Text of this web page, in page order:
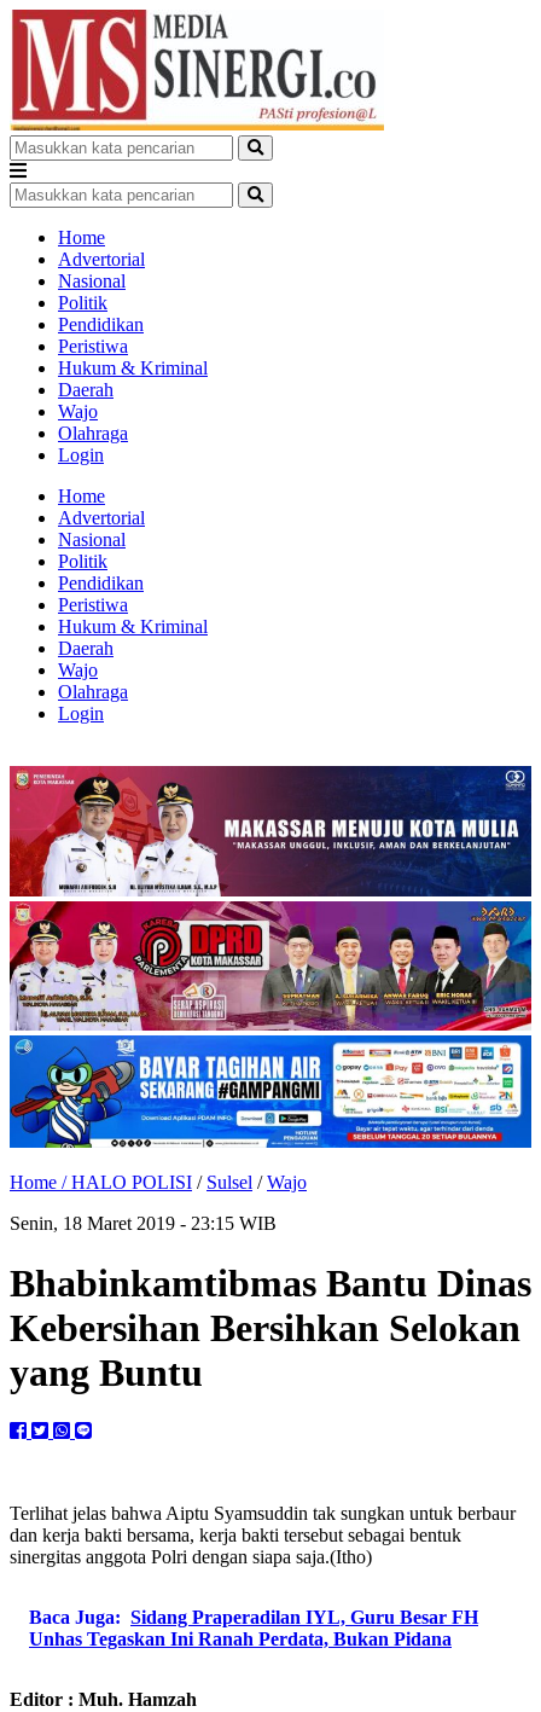
Home
Advertorial
Nasional
Politik
Pendidikan
Peristiwa
Hukum & Kriminal
Daerah
Wajo
Olahraga
Login
Home
Advertorial
Nasional
Politik
Pendidikan
Peristiwa
Hukum & Kriminal
Daerah
Wajo
Olahraga
Login
Home /HALO POLISI / Sulsel /Wajo
Senin, 18 Maret 2019 - 23:15 WIB
Bhabinkamtibmas Bantu Dinas
Kebersihan Bersihkan Selokan
yang Buntu
Terlihat jelas bahwa Aiptu Syamsuddin tak sungkan untuk berbaur
dan kerja bakti bersama, kerja bakti tersebut sebagai bentuk
sinergitas anggota Polri dengan siapa saja.(Itho)
Baca Juga: Sidang Praperadilan IYL, Guru Besar FH
Unhas Tegaskan Ini Ranah Perdata, Bukan Pidana
Editor : Muh. Hamzah